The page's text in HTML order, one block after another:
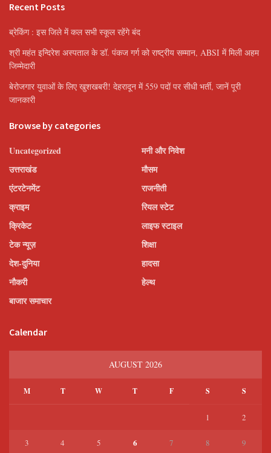
Recent Posts
ब्रेकिंग : इस जिले में कल सभी स्कूल रहेंगे बंद
श्री महंत इन्दिरेश अस्पताल के डॉ. पंकज गर्ग को राष्ट्रीय सम्मान, ABSI में मिली अहम
जिम्मेदारी
बेरोजगार युवाओं के लिए खुशखबरी! देहरादून में 559 पदों पर सीधी भर्ती, जानें पूरी
जानकारी
Browse by categories
Uncategorized
उत्तराखंड
एंटरटेनमेंट
क्राइम
क्रिकेट
टेक न्यूज़
देश-दुनिया
नौकरी
बाजार समाचार
मनी और निवेश
मौसम
राजनीती
रियल स्टेट
लाइफ स्टाइल
शिक्षा
हादसा
हेल्थ
Calendar
AUGUST 2026
M T W T F S S
1 2
3 4 5 6 7 8 9